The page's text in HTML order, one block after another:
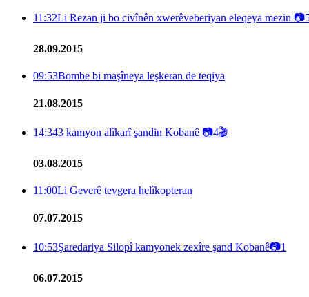
11:32Li Rezan ji bo civînên xwerêveberiyan eleqeya mezin 📷
28.09.2015
09:53Bombe bi maşîneya leşkeran de teqiya
21.08.2015
14:343 kamyon alîkarî şandin Kobanê 📷4🎬
03.08.2015
11:00Li Geverê tevgera helîkopteran
07.07.2015
10:53Şaredariya Silopî kamyonek zexîre şand Kobanê📷1
06.07.2015